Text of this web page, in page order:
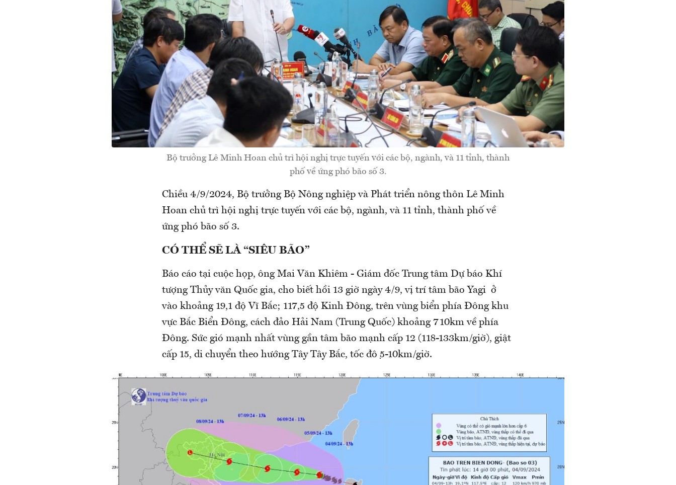
Bộ trưởng Lê Minh Hoan chủ trì hội nghị trực tuyến với các bộ, ngành, và 11 tỉnh, thành
phố về ứng phó bão số 3.
Chiều 4/9/2024, Bộ trưởng Bộ Nông nghiệp và Phát triển nông thôn Lê Minh
Hoan chủ trì hội nghị trực tuyến với các bộ, ngành, và 11 tỉnh, thành phố về
ứng phó bão số 3.
CÓ THỂ SẼ LÀ “SIÊU BÃO”
Báo cáo tại cuộc họp, ông Mai Văn Khiêm - Giám đốc Trung tâm Dự báo Khí
tượng Thủy văn Quốc gia, cho biết hồi 13 giờ ngày 4/9, vị trí tâm bão Yagi ở
vào khoảng 19,1 độ Vĩ Bắc; 117,5 độ Kinh Đông, trên vùng biển phía Đông khu
vực Bắc Biển Đông, cách đảo Hải Nam (Trung Quốc) khoảng 710km về phía
Đông. Sức gió mạnh nhất vùng gần tâm bão mạnh cấp 12 (118-133km/giờ), giật
cấp 15, di chuyển theo hướng Tây Tây Bắc, tốc độ 5-10km/giờ.